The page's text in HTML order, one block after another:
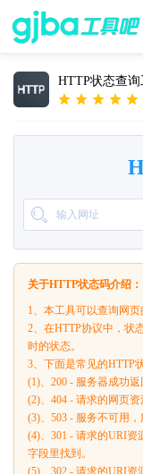
HTTP状态查询
关于HTTP状态码介绍：
1、本工具可以查询网
2、在HTTP协议中，状
时的状态。
3、下面是常见的HTTP
(1)、200 - 服务器成功返
(2)、404 - 请求的网页资
(3)、503 - 服务不可用
(4)、301 - 请求的URI资
字段里找到。
(5)、302 - 请求的URI资